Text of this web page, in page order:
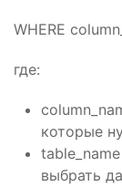
WHERE
где:
которые
выбрать